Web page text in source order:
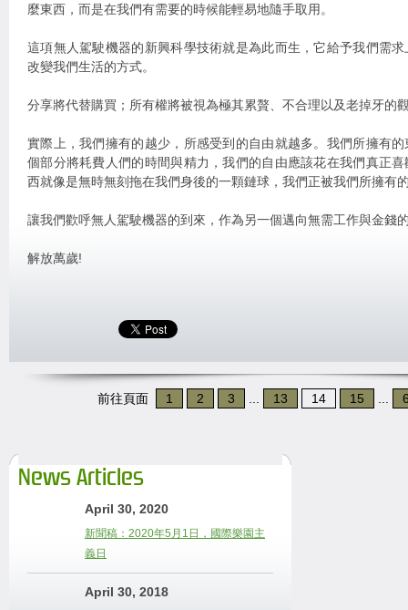
麼東西，而是在我們有需要的時候能輕易地隨手取用。
這項無人駕駛機器的新興科學技術就是為此而生，它給予我們需
改變我們生活的方式。
分享將代替購買；所有權將被視為極其累贅、不合理以及老掉牙的
實際上，我們擁有的越少，所感受到的自由就越多。我們所擁有
個部分將耗費人們的時間與精力，我們的自由應該花在我們真正
西就像是無時無刻拖在我們身後的一顆鏈球，我們正被我們所擁有
讓我們歡呼無人駕駛機器的到來，作為另一個邁向無需工作與金錢
解放萬歲!
前往頁面 1 2 3 13 14 15
News Articles
April 30, 2020
新聞稿：2020年5月1日，國際樂園主
義日
April 30, 2018